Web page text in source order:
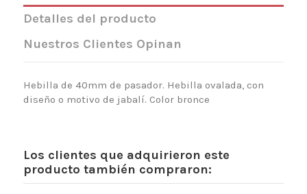
Detalles del producto
Nuestros Clientes Opinan
Hebilla de 40mm de pasador. Hebilla ovalada, con
diseño o motivo de jabalí. Color bronce
Los clientes que adquirieron este
producto también compraron: